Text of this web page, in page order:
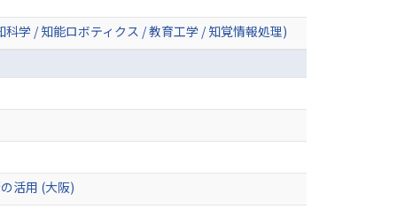
学 / 知能ロボティクス / 教育工学 / 知覚情報処理)
活用 (大阪)